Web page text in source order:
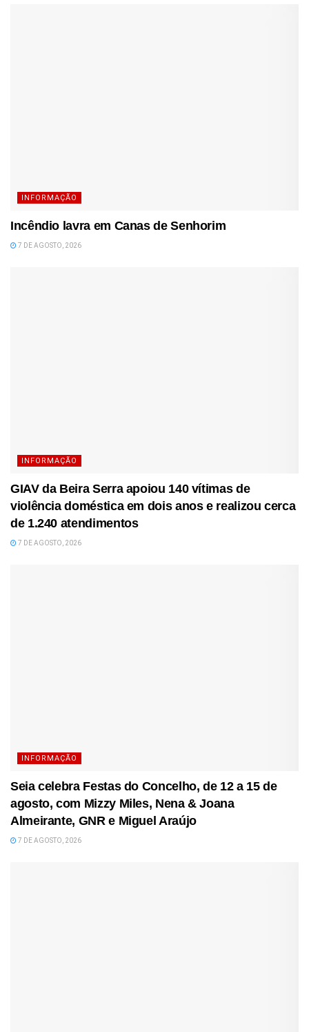
INFORMAÇÃO
Incêndio lavra em Canas de Senhorim
7 DE AGOSTO, 2026
INFORMAÇÃO
GIAV da Beira Serra apoiou 140 vítimas de
violência doméstica em dois anos e realizou cerca
de 1.240 atendimentos
7 DE AGOSTO, 2026
INFORMAÇÃO
Seia celebra Festas do Concelho, de 12 a 15 de
agosto, com Mizzy Miles, Nena & Joana
Almeirante, GNR e Miguel Araújo
7 DE AGOSTO, 2026